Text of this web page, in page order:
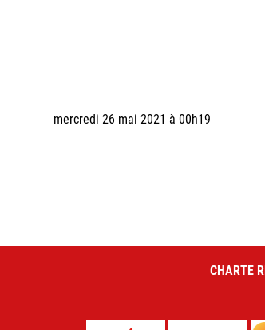
mercredi 26 mai 2021 à 00h19
CHARTE